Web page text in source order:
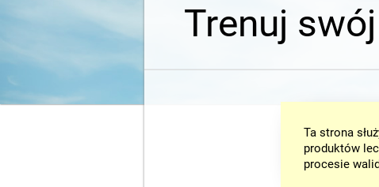
Trenuj
Ta strona
produktów
procesie